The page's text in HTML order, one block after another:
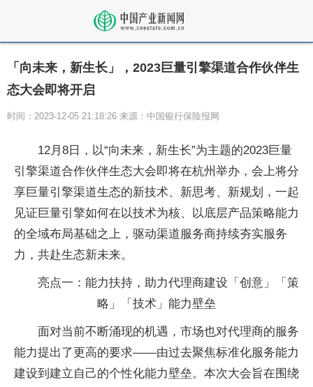
「向未来，新生长」，2023巨量引擎渠道合作伙伴生
态大会即将开启
时间：2023-12-05 21:18:26 来源：中国银行保险报网
12月8日，以“向未来，新生长”为主题的2023巨量
引擎渠道合作伙伴生态大会即将在杭州举办，会上将分
享巨量引擎渠道生态的新技术、新思考、新规划，一起
见证巨量引擎如何在以技术为核、以底层产品策略能力
的全域布局基础之上，驱动渠道服务商持续夯实服务
力，共赴生态新未来。
亮点一：能力扶持，助力代理商建设「创意」「策
略」「技术」能力壁垒
面对当前不断涌现的机遇，市场也对代理商的服务
能力提出了更高的要求——由过去聚焦标准化服务能力
建设到建立自己的个性化能力壁垒。本次大会旨在围绕